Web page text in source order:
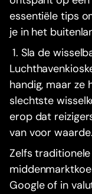
essentiële tips
je in het
1. Sla de
handig, maar ze
slechtste
erop dat
van voor waarde.
Zelfs
Google of in